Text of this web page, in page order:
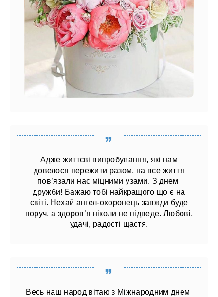
Адже життєві випробування, які нам
довелося пережити разом, на все життя
пов’язали нас міцними узами. З днем ​​
дружби! Бажаю тобі найкращого що є на
світі. Нехай ангел-охоронець завжди буде
поруч, а здоров’я ніколи не підведе. Любові,
удачі, радості щастя.
Весь наш народ вітаю з Міжнародним днем ​​